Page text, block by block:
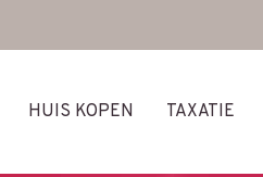
HUIS KOPEN TAXATIE